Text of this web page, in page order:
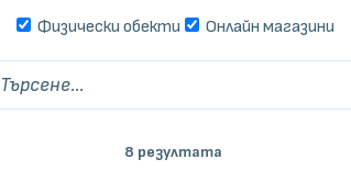
Физически обекти Онлайн магазини
Търсене...
8 резултата